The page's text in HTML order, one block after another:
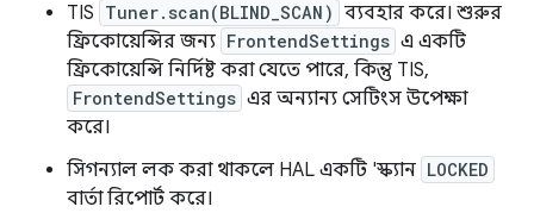
TIS Tuner.scan(BLIND_SCAN) ব্যবহার করে। শুরুর
ফ্রিকোয়েন্সির জন্য FrontendSettings এ একটি
ফ্রিকোয়েন্সি নির্দিষ্ট করা যেতে পারে, কিন্তু TIS,
FrontendSettings এর অন্যান্য সেটিংস উপেক্ষা
করে।
সিগন্যাল লক করা থাকলে HAL একটি 'স্ক্যান LOCKED
বার্তা রিপোর্ট করে।